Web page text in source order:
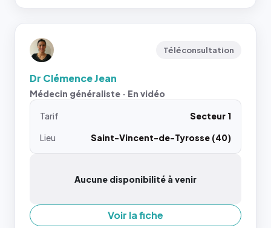
Téléconsultation
Dr Clémence Jean
Médecin généraliste · En vidéo
Tarif
Secteur 1
Lieu
Saint-Vincent-de-Tyrosse (40)
Aucune disponibilité à venir
Voir la fiche